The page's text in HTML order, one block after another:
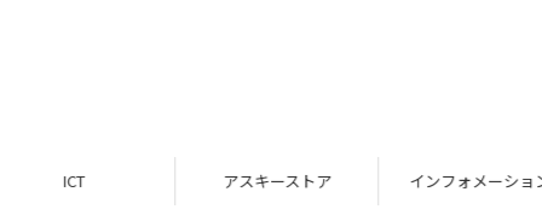
アスキーストア インフォメーション